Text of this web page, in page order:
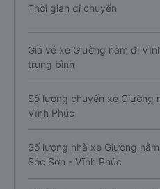
Thời gian di chuyển
Giá vé xe Giường nằm đi
trung bình
Số lượng chuyến xe Giường
Vĩnh Phúc
Số lượng nhà xe Giường
Sóc Sơn - Vĩnh Phúc